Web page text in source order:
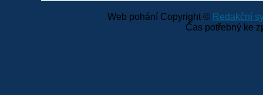
Web pohání Copyright © Redakční
Čas potřebný ke